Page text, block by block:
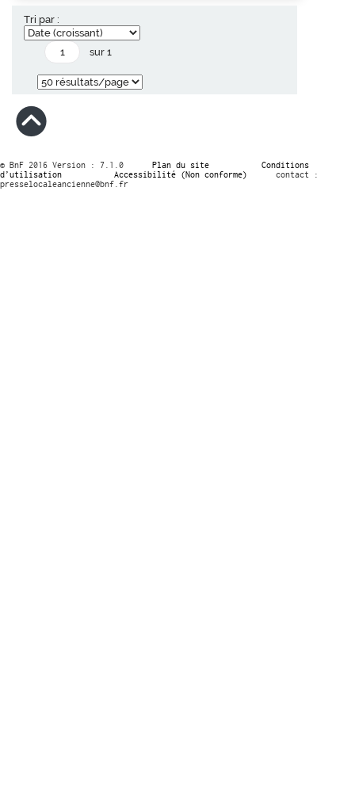
Tri par :
sur 1
© BnF 2016 Version : 7.1.0 Plan du site
Conditions
d’utilisation
Accessibilité (Non conforme)
contact :
presselocaleancienne@bnf.fr